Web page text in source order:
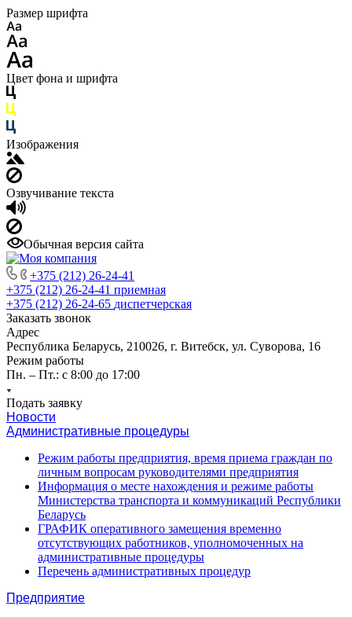
Размер шрифта
Цвет фона и шрифта
Изображения
Озвучивание текста
Обычная версия сайта
+375 (212) 26-24-41
+375 (212) 26-24-41 приемная
+375 (212) 26-24-65 диспетчерская
Заказать звонок
Адрес
Республика Беларусь, 210026, г. Витебск, ул. Суворова, 16
Режим работы
Пн. – Пт.: с 8:00 до 17:00
Подать заявку
Новости
Административные процедуры
Режим работы предприятия, время приема граждан по
личным вопросам руководителями предприятия
Информация о месте нахождения и режиме работы
Министерства транспорта и коммуникаций Республики
Беларусь
ГРАФИК оперативного замещения временно
отсутствующих работников, уполномоченных на
административные процедуры
Перечень административных процедур
Предприятие